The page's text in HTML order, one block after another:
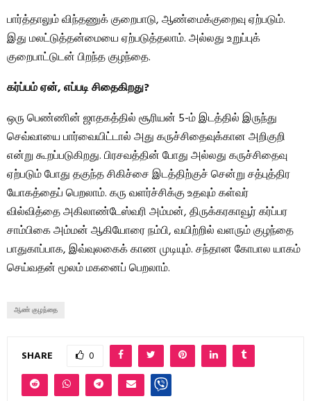
பார்த்தாலும் விந்தணுக் குறைபாடு, ஆண்மைக்குறைவு ஏற்படும்.
இது மலட்டுத்தன்மையை ஏற்படுத்தலாம். அல்லது உறுப்புக்
குறைபாட்டுடன் பிறந்த குழந்தை.
கர்ப்பம் ஏன், எப்படி சிதைகிறது?
ஒரு பெண்ணின் ஜாதகத்தில் சூரியன் 5-ம் இடத்தில் இருந்து
செவ்வாயை பார்வையிட்டால் அது கருச்சிதைவுக்கான அறிகுறி
என்று கூறப்படுகிறது. பிரசவத்தின் போது அல்லது கருச்சிதைவு
ஏற்படும் போது தகுந்த சிகிச்சை இடத்திற்குச் சென்று சத்புத்திர
யோகத்தைப் பெறலாம். கரு வளர்ச்சிக்கு உதவும் கள்வர்
வில்வித்தை அகிலாண்டேஸ்வரி அம்மன், திருக்கரகாவூர் கர்ப்பர
சாம்பிகை அம்மன் ஆகியோரை நம்பி, வயிற்றில் வளரும் குழந்தை
பாதுகாப்பாக, இவ்வுலகைக் காண முடியும். சந்தான கோபால யாகம்
செய்வதன் மூலம் மகனைப் பெறலாம்.
ஆண் குழந்தை
SHARE 0